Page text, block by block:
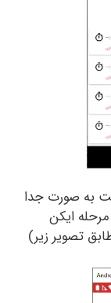
به صورت جدا
ایکن
تصویر زیر)